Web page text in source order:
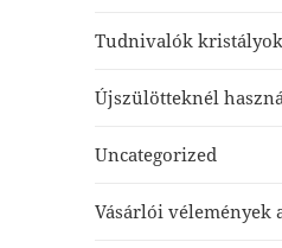
Tudnivalók
Újszülötteknél
Uncategorized
Vásárlói vélemények